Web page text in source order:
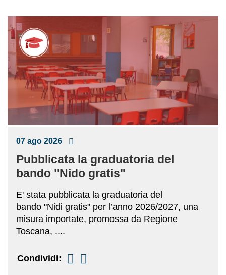
07 ago 2026
Pubblicata la graduatoria del
bando "Nido gratis"
E' stata pubblicata la graduatoria del
bando "Nidi gratis" per l’anno 2026/2027, una
misura importate, promossa da Regione
Toscana, ....
Condividi: